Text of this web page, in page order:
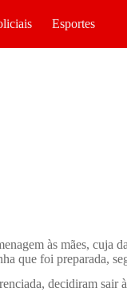
Esportes
às mães, cuja
que foi preparada,
decidiram sair